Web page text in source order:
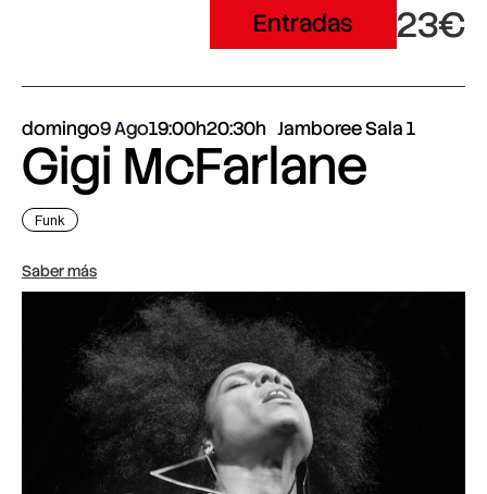
Entradas 23€
domingo9 Ago19:00h20:30h Jamboree Sala 1
Gigi McFarlane
Funk
Saber más